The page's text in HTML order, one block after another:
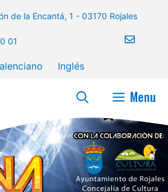
de la Encantá, 1 - 03170 Rojales
01
Inglés
Menu